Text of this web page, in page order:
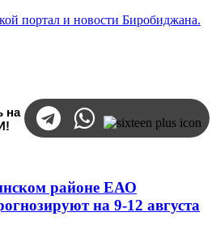
на
районе ЕАО
на 9-12 августа